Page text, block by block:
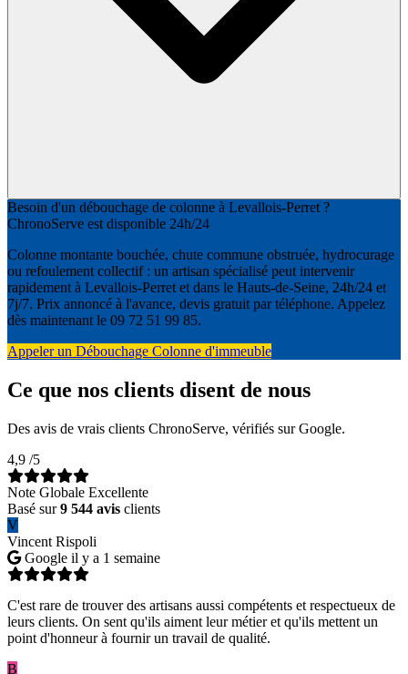
Besoin d'un débouchage de colonne à Levallois-Perret ?
ChronoServe est disponible 24h/24
Colonne montante bouchée, chute commune obstruée, hydrocurage
ou refoulement collectif : un artisan spécialisé peut intervenir
rapidement à Levallois-Perret et dans le Hauts-de-Seine, 24h/24 et
7j/7. Prix annoncé à l'avance, devis gratuit par téléphone. Appelez
dès maintenant le 09 72 51 99 85.
Appeler un Débouchage Colonne d'immeuble
Ce que nos clients disent de nous
Des avis de vrais clients ChronoServe, vérifiés sur Google.
4,9 /5
Note Globale Excellente
Basé sur9 544 avis clients
V
Vincent Rispoli
Google il y a 1 semaine
C'est rare de trouver des artisans aussi compétents et respectueux de
leurs clients. On sent qu'ils aiment leur métier et qu'ils mettent un
point d'honneur à fournir un travail de qualité.
B